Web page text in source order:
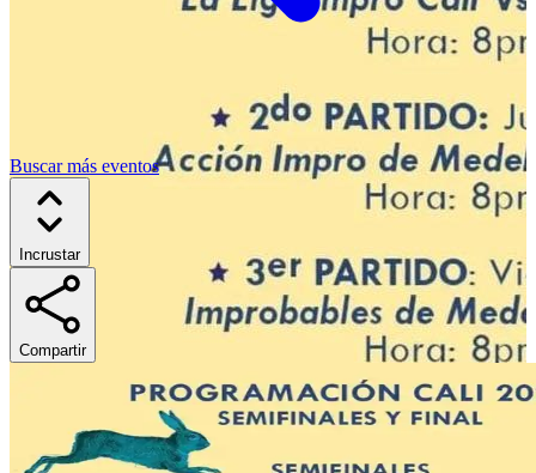
Buscar más eventos
Incrustar
Compartir